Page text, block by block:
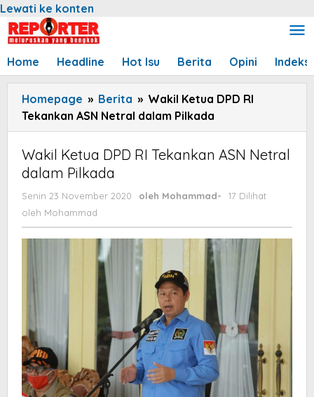
Lewati ke konten
Home Headline Hot Isu Berita Opini Indeks
Homepage » Berita » Wakil Ketua DPD RI
Tekankan ASN Netral dalam Pilkada
Wakil Ketua DPD RI Tekankan ASN Netral
dalam Pilkada
Senin 23 November 2020 oleh Mohammad-
17 Dilihat
oleh Mohammad